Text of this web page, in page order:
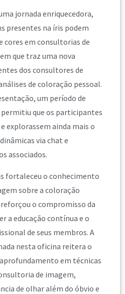
jornada enriquecedora,
presentes na íris podem
cores em consultorias de
que traz uma nova
dos consultores de
de coloração pessoal.
um período de
que os participantes
explorassem ainda mais o
via chat e
associados.
fortaleceu o conhecimento
sobre a coloração
o compromisso da
a educação contínua e o
de seus membros. A
nesta oficina reitera o
em técnicas
de imagem,
de olhar além do óbvio e